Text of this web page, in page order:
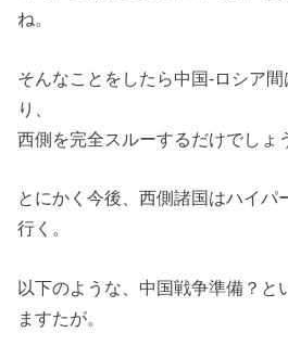
ね。
そんなことをしたら中国-ロシア
り、
西側を完全スルーするだけでしょ
とにかく今後、西側諸国はハイパ
行く。
以下のような、中国戦争準備？と
ますたが。